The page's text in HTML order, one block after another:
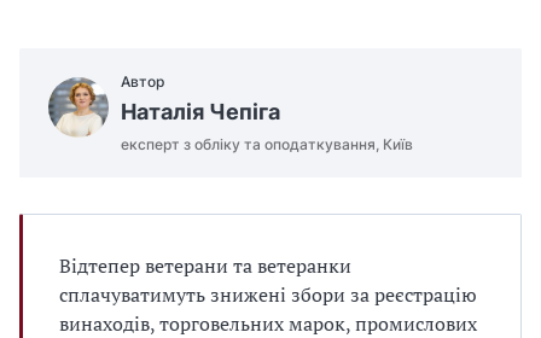
Автор
Наталія Чепіга
експерт з обліку та оподаткування, Київ
Відтепер ветерани та ветеранки
сплачуватимуть знижені збори за реєстрацію
винаходів, торговельних марок, промислових